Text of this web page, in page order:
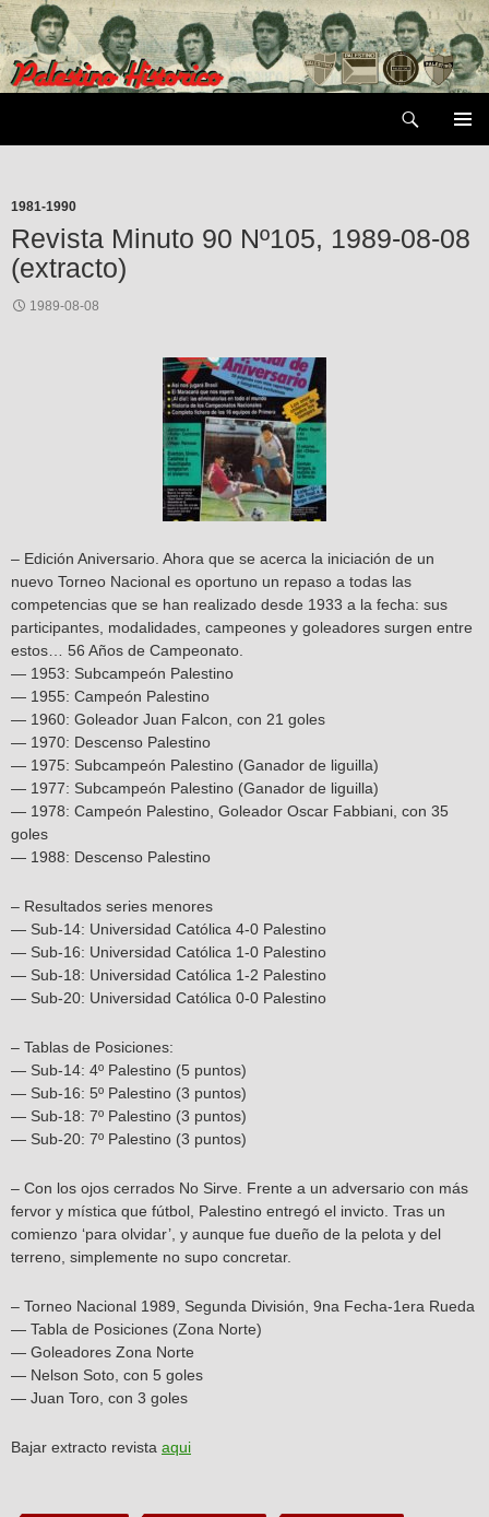
Saltar
al
contenido
1981-1990
Revista Minuto 90 Nº105, 1989-08-08
(extracto)
1989-08-08
– Edición Aniversario. Ahora que se acerca la iniciación de un
nuevo Torneo Nacional es oportuno un repaso a todas las
competencias que se han realizado desde 1933 a la fecha: sus
participantes, modalidades, campeones y goleadores surgen entre
estos… 56 Años de Campeonato.
— 1953: Subcampeón Palestino
— 1955: Campeón Palestino
— 1960: Goleador Juan Falcon, con 21 goles
— 1970: Descenso Palestino
— 1975: Subcampeón Palestino (Ganador de liguilla)
— 1977: Subcampeón Palestino (Ganador de liguilla)
— 1978: Campeón Palestino, Goleador Oscar Fabbiani, con 35
goles
— 1988: Descenso Palestino
– Resultados series menores
— Sub-14: Universidad Católica 4-0 Palestino
— Sub-16: Universidad Católica 1-0 Palestino
— Sub-18: Universidad Católica 1-2 Palestino
— Sub-20: Universidad Católica 0-0 Palestino
– Tablas de Posiciones:
— Sub-14: 4º Palestino (5 puntos)
— Sub-16: 5º Palestino (3 puntos)
— Sub-18: 7º Palestino (3 puntos)
— Sub-20: 7º Palestino (3 puntos)
– Con los ojos cerrados No Sirve. Frente a un adversario con más
fervor y mística que fútbol, Palestino entregó el invicto. Tras un
comienzo ‘para olvidar’, y aunque fue dueño de la pelota y del
terreno, simplemente no supo concretar.
– Torneo Nacional 1989, Segunda División, 9na Fecha-1era Rueda
— Tabla de Posiciones (Zona Norte)
— Goleadores Zona Norte
— Nelson Soto, con 5 goles
— Juan Toro, con 3 goles
Bajar extracto revista aqui